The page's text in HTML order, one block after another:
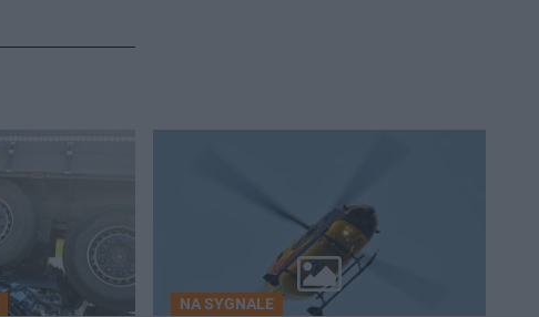
NA SYGNALE